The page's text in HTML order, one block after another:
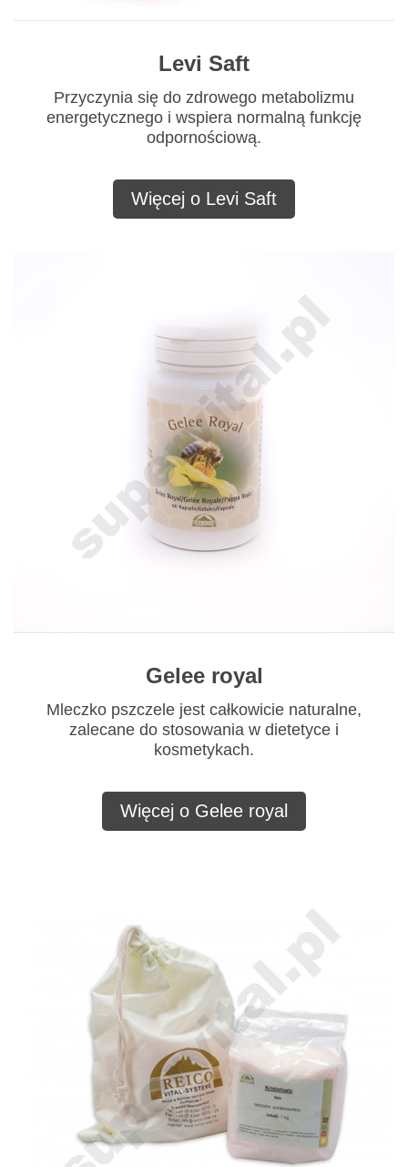
Levi Saft
Przyczynia się do zdrowego metabolizmu
energetycznego i wspiera normalną funkcję
odpornościową.
Więcej o Levi Saft
Gelee royal
Mleczko pszczele jest całkowicie naturalne,
zalecane do stosowania w dietetyce i
kosmetykach.
Więcej o Gelee royal